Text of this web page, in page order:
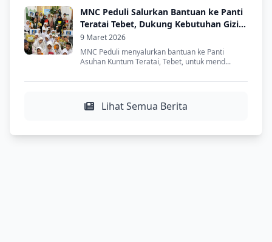
MNC Peduli Salurkan Bantuan ke Panti
Teratai Tebet, Dukung Kebutuhan Gizi
Anak Asuh
9 Maret 2026
MNC Peduli menyalurkan bantuan ke Panti
Asuhan Kuntum Teratai, Tebet, untuk mend...
Lihat Semua Berita